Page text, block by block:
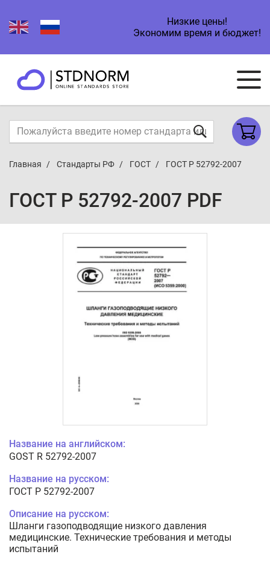
Низкие цены!
Экономим время и бюджет!
Главная Стандарты РФ ГОСТ ГОСТ Р 52792-2007
ГОСТ Р 52792-2007 PDF
Название на английском:
GOST R 52792-2007
Название на русском:
ГОСТ Р 52792-2007
Описание на русском:
Шланги газоподводящие низкого давления
медицинские. Технические требования и методы
испытаний